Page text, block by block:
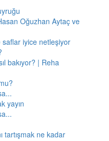
Oğuzhan Aytaç ve
iyice netleşiyor
bakıyor? | Reha
yayın
tartışmak ne kadar